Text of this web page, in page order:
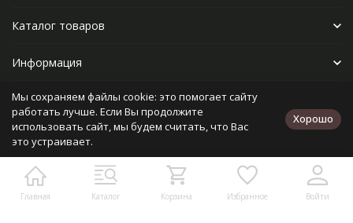
Главная Каталог Корзина Избранное Войти
Каталог товаров
Информация
Прочее
Политика персональных данных
Разработано в
bodysite.ru
Мы сохраняем файлы cookie: это помогает сайту
работать лучше. Если Вы продолжите
использовать сайт, мы будем считать, что Вас
это устраивает.
Хорошо